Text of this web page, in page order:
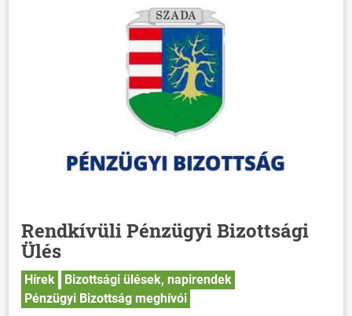
Rendkívüli Pénzügyi Bizottsági
Ülés
Hírek
Bizottsági ülések, napirendek
Pénzügyi Bizottság meghívói